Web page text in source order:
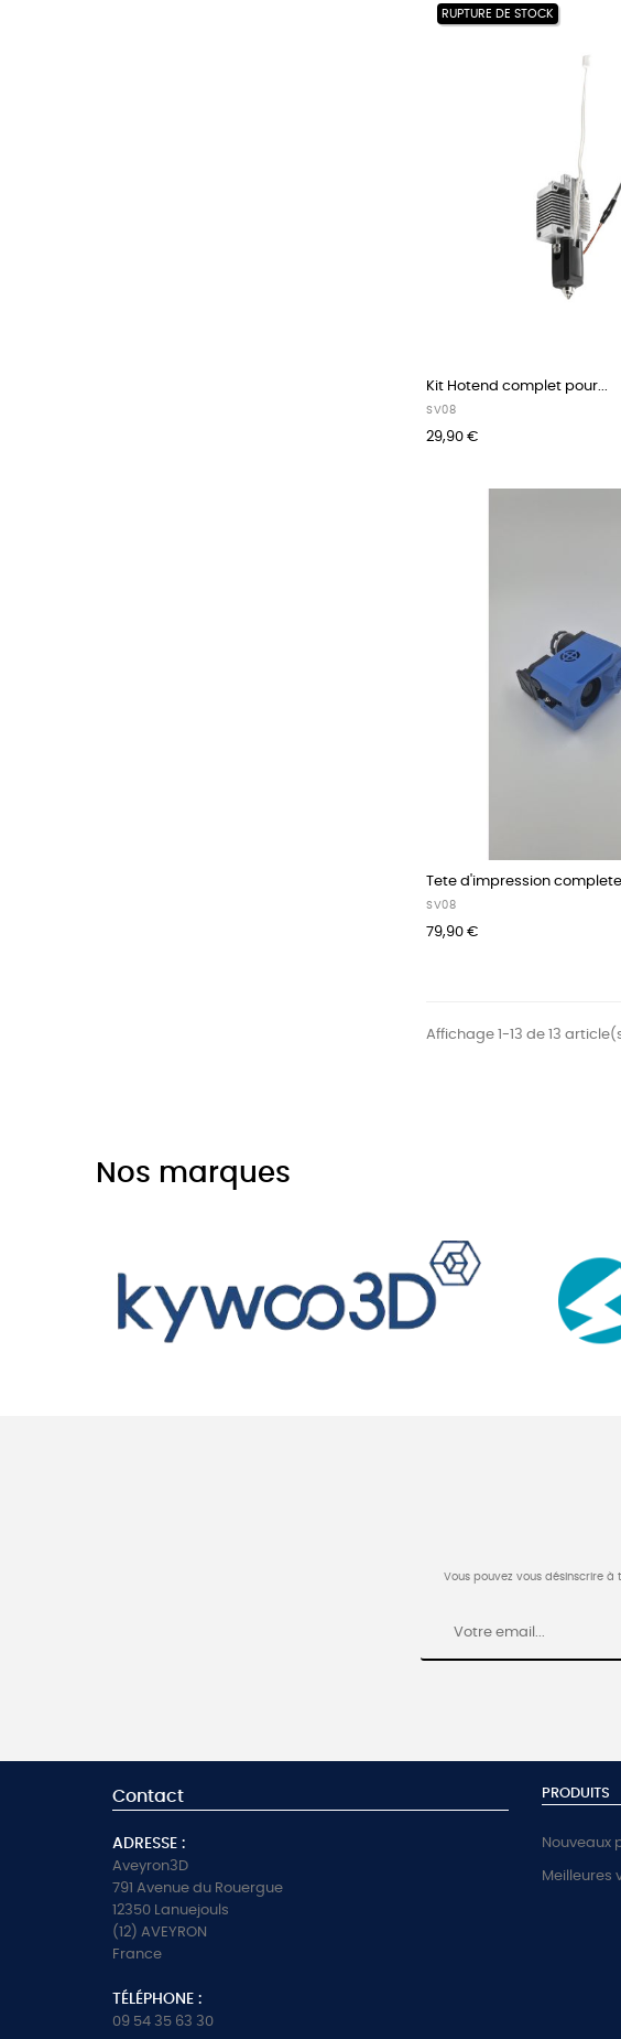
RUPTURE DE STOCK
Kit Hotend complet pour...
SV08
29,90 €
Tete d'impression
SV08
79,90 €
Affichage 1-13 de 13
Nos marques
Vous pouvez vous désinscrire
Contact
ADRESSE :
Aveyron3D
791 Avenue du Rouergue
12350 Lanuejouls
(12) AVEYRON
France
TÉLÉPHONE :
09 54 35 63 30
PRODUITS
Nouveaux
Meilleures